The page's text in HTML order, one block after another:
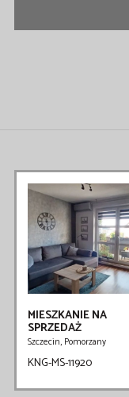
MIESZKANIE NA
SPRZEDAŻ
Szczecin, Pomorzany
KNG-MS-11920